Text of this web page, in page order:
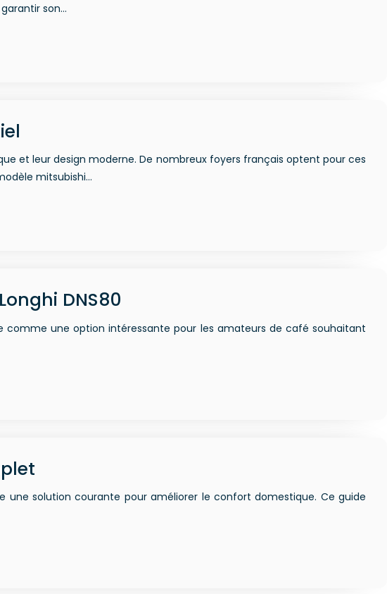
son…
et leur design moderne. De nombreux foyers français optent pour ces
mitsubishi…
DNS80
comme une option intéressante pour les amateurs de café souhaitant
une solution courante pour améliorer le confort domestique. Ce guide